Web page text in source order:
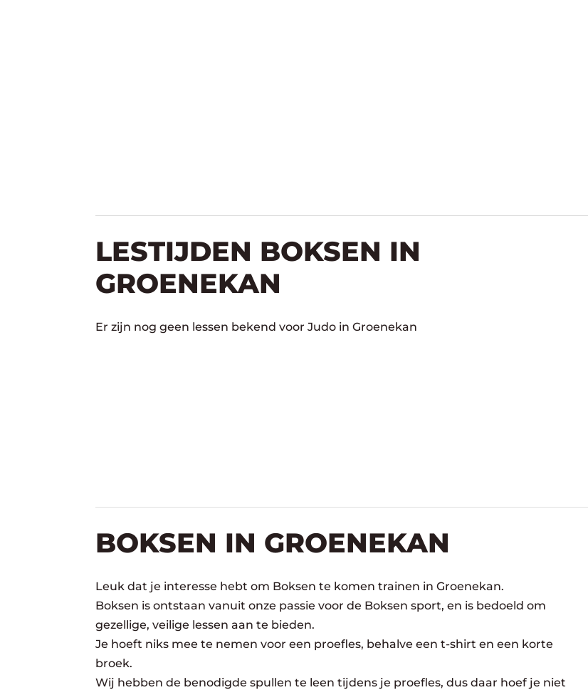
LESTIJDEN BOKSEN IN
GROENEKAN
Er zijn nog geen lessen bekend voor Judo in Groenekan
BOKSEN IN GROENEKAN
Leuk dat je interesse hebt om Boksen te komen trainen in Groenekan.
Boksen is ontstaan vanuit onze passie voor de Boksen sport, en is bedoeld om
gezellige, veilige lessen aan te bieden.
Je hoeft niks mee te nemen voor een proefles, behalve een t-shirt en een korte
broek.
Wij hebben de benodigde spullen te leen tijdens je proefles, dus daar hoef je niet